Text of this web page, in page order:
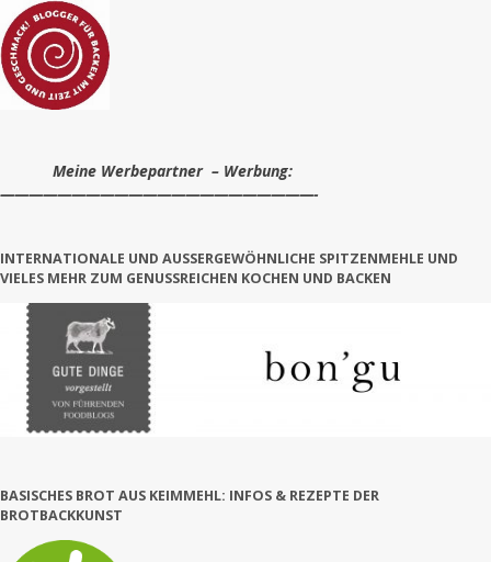
Meine Werbepartner – Werbung:
——————————————————————-
INTERNATIONALE UND AUSSERGEWÖHNLICHE SPITZENMEHLE UND V
IELES MEHR ZUM GENUSSREICHEN KOCHEN UND BACKEN
BASISCHES BROT AUS KEIMMEHL: INFOS & REZEPTE DER
BROTBACKKUNST